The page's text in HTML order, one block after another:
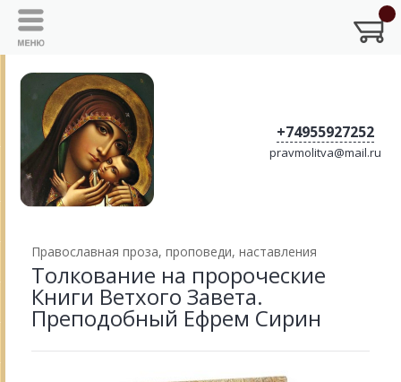
+74955927252
pravmolitva@mail.ru
Православная проза, проповеди, наставления
Толкование на пророческие
Книги Ветхого Завета.
Преподобный Ефрем Сирин